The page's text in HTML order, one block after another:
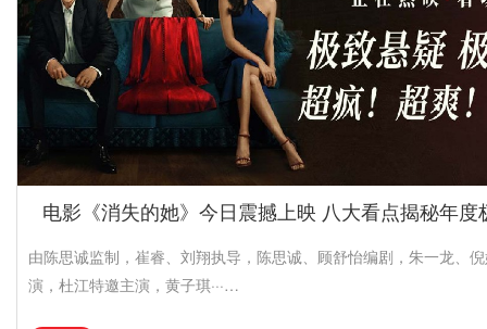
电影《消失的她》今日震撼上映 八大看点揭秘年度
由陈思诚监制，崔睿、刘翔执导，陈思诚、顾舒怡编剧，朱一龙、
演，杜江特邀主演，黄子琪···…